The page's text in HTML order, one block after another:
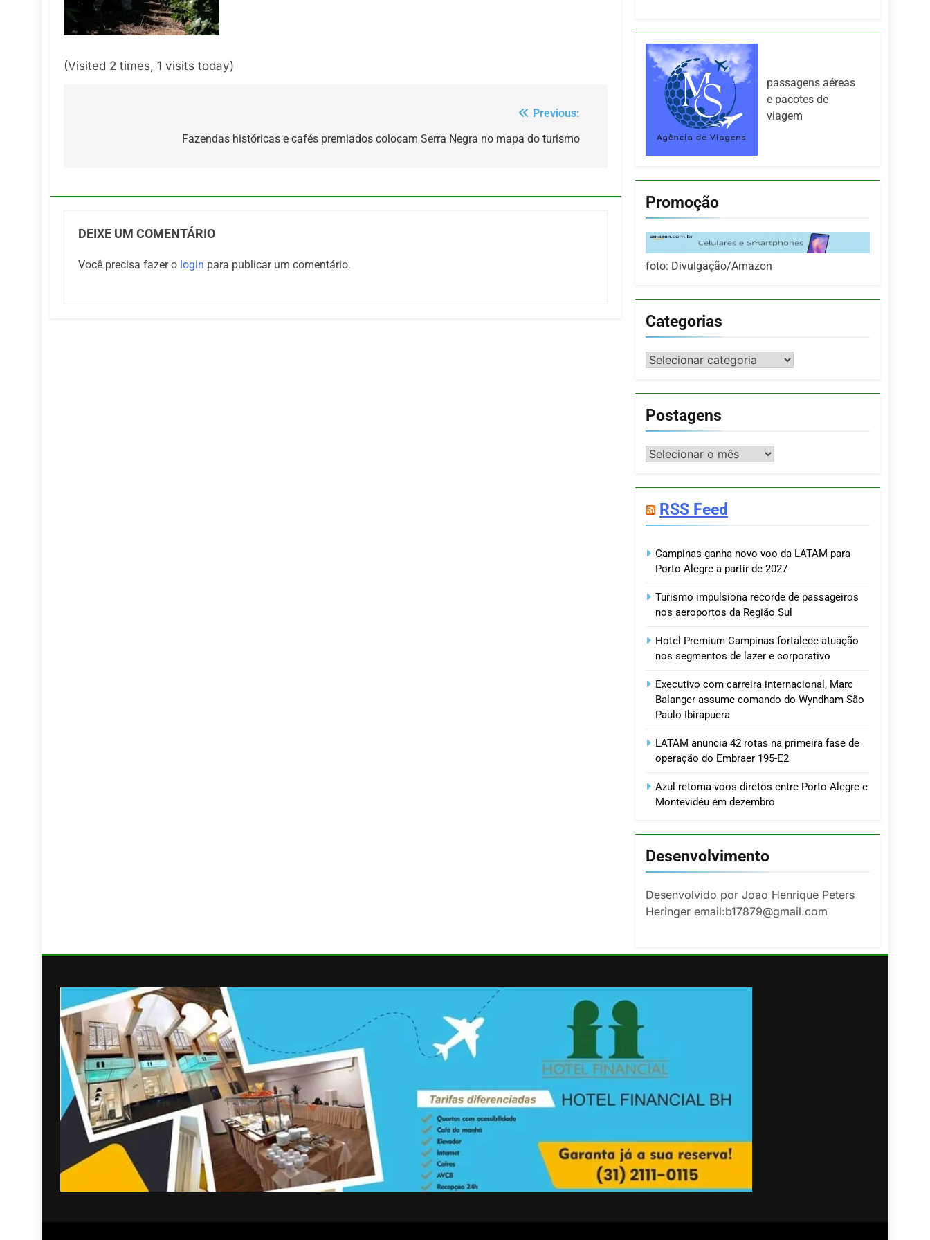
(Visited 2 times, 1 visits today)
Previous:
Fazendas históricas e cafés premiados colocam Serra Negra no mapa do turismo
DEIXE UM COMENTÁRIO
Você precisa fazer o login para publicar um comentário.
passagens aéreas
e pacotes de
viagem
Promoção
foto: Divulgação/Amazon
Categorias
Categorias
Postagens
Postagens
RSS Feed
Campinas ganha novo voo da LATAM para
Porto Alegre a partir de 2027
Turismo impulsiona recorde de passageiros
nos aeroportos da Região Sul
Hotel Premium Campinas fortalece atuação
nos segmentos de lazer e corporativo
Executivo com carreira internacional, Marc
Balanger assume comando do Wyndham São
Paulo Ibirapuera
LATAM anuncia 42 rotas na primeira fase de
operação do Embraer 195-E2
Azul retoma voos diretos entre Porto Alegre e
Montevidéu em dezembro
Desenvolvimento
Desenvolvido por Joao Henrique Peters
Heringer email:b17879@gmail.com